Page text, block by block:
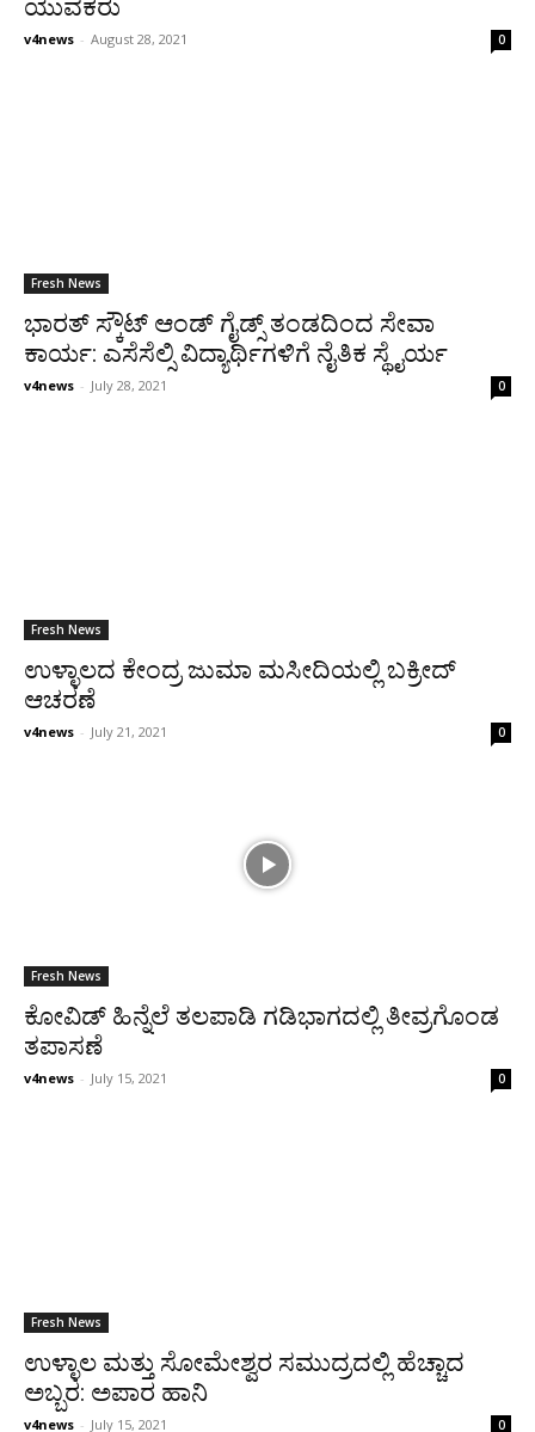
ಯುವಕರು
v4news - August 28, 2021 0
Fresh News
ಭಾರತ್ ಸ್ಕೌಟ್ ಆಂಡ್ ಗೈಡ್ಸ್ ತಂಡದಿಂದ ಸೇವಾ
ಕಾರ್ಯ: ಎಸೆಸೆಲ್ಸಿ ವಿದ್ಯಾರ್ಥಿಗಳಿಗೆ ನೈತಿಕ ಸ್ಥೈರ್ಯ
v4news - July 28, 2021 0
Fresh News
ಉಳ್ಳಾಲದ ಕೇಂದ್ರ ಜುಮಾ ಮಸೀದಿಯಲ್ಲಿ ಬಕ್ರೀದ್
ಆಚರಣೆ
v4news - July 21, 2021 0
Fresh News
ಕೋವಿಡ್ ಹಿನ್ನೆಲೆ ತಲಪಾಡಿ ಗಡಿಭಾಗದಲ್ಲಿ ತೀವ್ರಗೊಂಡ
ತಪಾಸಣೆ
v4news - July 15, 2021 0
Fresh News
ಉಳ್ಳಾಲ ಮತ್ತು ಸೋಮೇಶ್ವರ ಸಮುದ್ರದಲ್ಲಿ ಹೆಚ್ಚಾದ
ಅಬ್ಬರ: ಅಪಾರ ಹಾನಿ
v4news - July 15, 2021 0